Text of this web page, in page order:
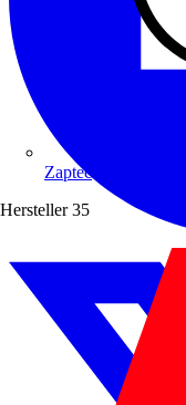
Zaptec
Hersteller 35